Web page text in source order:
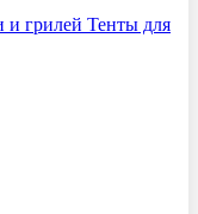
Тенты для